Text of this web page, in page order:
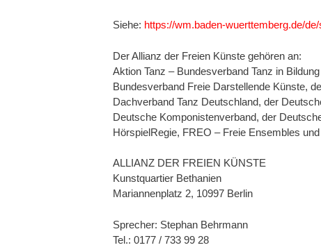
Siehe: https://wm.baden-wuerttemberg.de/
Der Allianz der Freien Künste gehören an:
Aktion Tanz – Bundesverband Tanz in
Bundesverband Freie Dar­stellende Künste,
Dachverband Tanz Deutschland, der
Deutsche Kompo­nis­tenverband, der
HörspielRegie, FREO – Freie Ensembles
ALLIANZ DER FREIEN KÜNSTE
Kunstquartier Bethanien
Mariannenplatz 2, 10997 Berlin
Sprecher: Stephan Behrmann
Tel.: 0177 / 733 99 28